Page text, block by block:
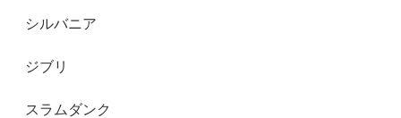
シルバニア
ジブリ
スラムダンク